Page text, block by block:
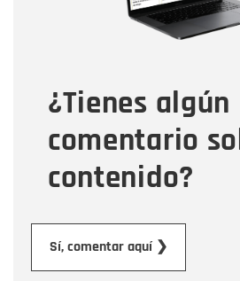
¿Tienes algún
comentario
contenido?
Sí, comentar aquí ❯
Tipo de comentario
Mensaje